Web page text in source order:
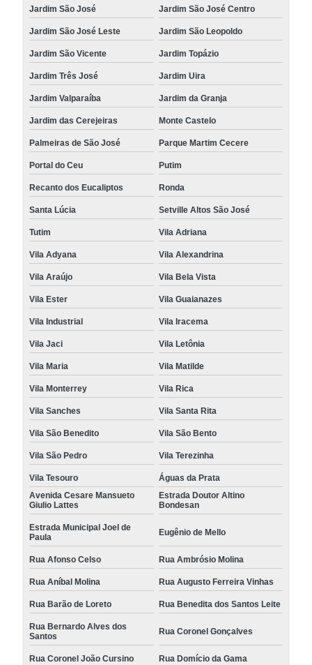
Jardim São José Jardim São José Centro
Jardim São José Leste Jardim São Leopoldo
Jardim São Vicente Jardim Topázio
Jardim Três José Jardim Uira
Jardim Valparaíba Jardim da Granja
Jardim das Cerejeiras Monte Castelo
Palmeiras de São José Parque Martim Cecere
Portal do Ceu Putim
Recanto dos Eucaliptos Ronda
Santa Lúcia Setville Altos São José
Tutim Vila Adriana
Vila Adyana Vila Alexandrina
Vila Araújo Vila Bela Vista
Vila Ester Vila Guaianazes
Vila Industrial Vila Iracema
Vila Jaci Vila Letônia
Vila Maria Vila Matilde
Vila Monterrey Vila Rica
Vila Sanches Vila Santa Rita
Vila São Benedito Vila São Bento
Vila São Pedro Vila Terezinha
Vila Tesouro
Águas da Prata
Avenida Cesare Mansueto
Giulio Lattes
Estrada Doutor Altino
Bondesan
Estrada Municipal Joel de
Paula
Eugênio de Mello
Rua Afonso Celso Rua Ambrósio Molina
Rua Aníbal Molina Rua Augusto Ferreira Vinhas
Rua Barão de Loreto Rua Benedita dos Santos Leite
Rua Bernardo Alves dos
Santos
Rua Coronel Gonçalves
Rua Coronel João Cursino Rua Domício da Gama